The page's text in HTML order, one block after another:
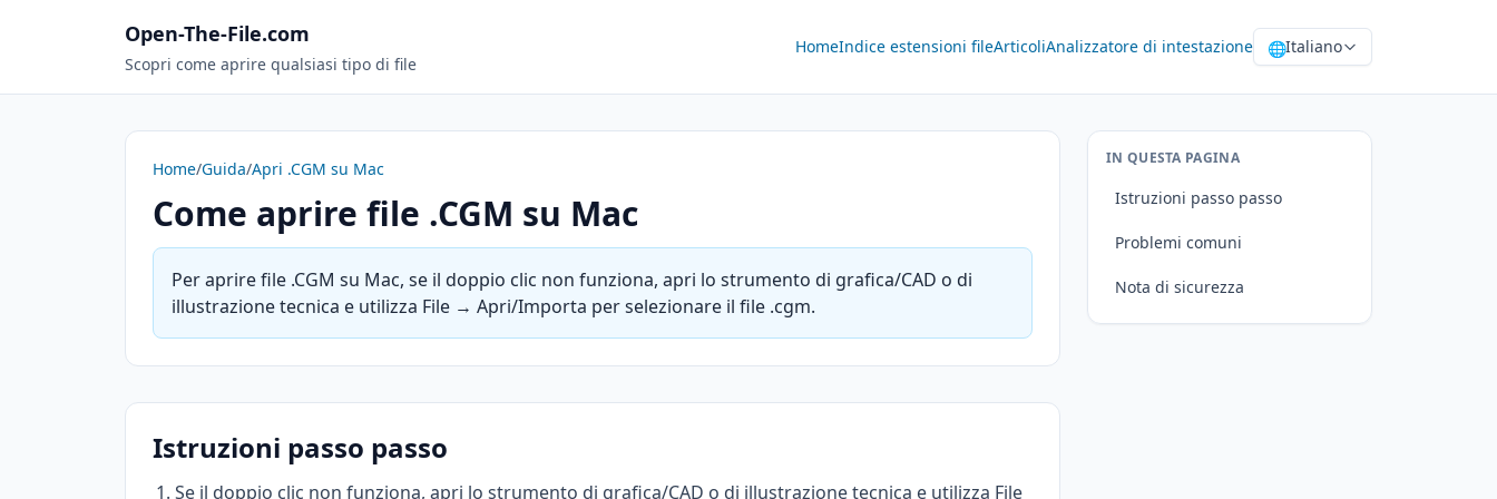
Open-The-File.com
Scopri come aprire qualsiasi tipo di file
HomeIndice estensioni fileArticoliAnalizzatore di intestazione 🌐Italiano
Home/Guida/Apri .CGM su Mac
Come aprire file .CGM su Mac
Per aprire file .CGM su Mac, se il doppio clic non funziona, apri lo strumento di grafica/CAD o di
illustrazione tecnica e utilizza File → Apri/Importa per selezionare il file .cgm.
Istruzioni passo passo
Se il doppio clic non funziona, apri lo strumento di grafica/CAD o di illustrazione tecnica e utilizza File
IN QUESTA PAGINA
Istruzioni passo passo
Problemi comuni
Nota di sicurezza